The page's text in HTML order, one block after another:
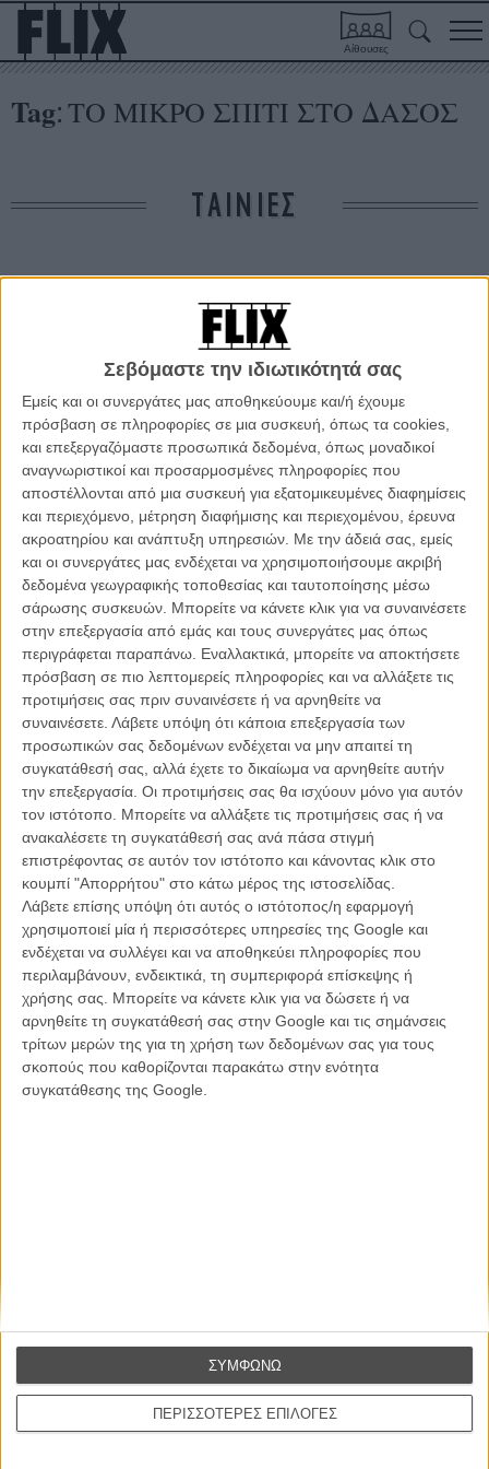
Σεβόμαστε την ιδιωτικότητά σας
Εμείς και οι συνεργάτες μας αποθηκεύουμε και/ή έχουμε
πρόσβαση σε πληροφορίες σε μια συσκευή, όπως τα cookies,
και επεξεργαζόμαστε προσωπικά δεδομένα, όπως μοναδικοί
αναγνωριστικοί και προσαρμοσμένες πληροφορίες που
αποστέλλονται από μια συσκευή για εξατομικευμένες διαφημίσεις
και περιεχόμενο, μέτρηση διαφήμισης και περιεχομένου, έρευνα
ακροατηρίου και ανάπτυξη υπηρεσιών. Με την άδειά σας, εμείς
και οι συνεργάτες μας ενδέχεται να χρησιμοποιήσουμε ακριβή
δεδομένα γεωγραφικής τοποθεσίας και ταυτοποίησης μέσω
σάρωσης συσκευών. Μπορείτε να κάνετε κλικ για να συναινέσετε
στην επεξεργασία από εμάς και τους συνεργάτες μας όπως
περιγράφεται παραπάνω. Εναλλακτικά, μπορείτε να αποκτήσετε
πρόσβαση σε πιο λεπτομερείς πληροφορίες και να αλλάξετε τις
προτιμήσεις σας πριν συναινέσετε ή να αρνηθείτε να
συναινέσετε. Λάβετε υπόψη ότι κάποια επεξεργασία των
προσωπικών σας δεδομένων ενδέχεται να μην απαιτεί τη
συγκατάθεσή σας, αλλά έχετε το δικαίωμα να αρνηθείτε αυτήν
την επεξεργασία. Οι προτιμήσεις σας θα ισχύουν μόνο για αυτόν
τον ιστότοπο. Μπορείτε να αλλάξετε τις προτιμήσεις σας ή να
ανακαλέσετε τη συγκατάθεσή σας ανά πάσα στιγμή
επιστρέφοντας σε αυτόν τον ιστότοπο και κάνοντας κλικ στο
κουμπί "Απορρήτου" στο κάτω μέρος της ιστοσελίδας.
Λάβετε επίσης υπόψη ότι αυτός ο ιστότοπος/η εφαρμογή
χρησιμοποιεί μία ή περισσότερες υπηρεσίες της Google και
ενδέχεται να συλλέγει και να αποθηκεύει πληροφορίες που
περιλαμβάνουν, ενδεικτικά, τη συμπεριφορά επίσκεψης ή
χρήσης σας. Μπορείτε να κάνετε κλικ για να δώσετε ή να
αρνηθείτε τη συγκατάθεσή σας στην Google και τις σημάνσεις
τρίτων μερών της για τη χρήση των δεδομένων σας για τους
σκοπούς που καθορίζονται παρακάτω στην ενότητα
συγκατάθεσης της Google.
ΠΕΡΙΣΣΟΤΕΡΕΣ ΕΠΙΛΟΓΕΣ
ΣΥΜΦΩΝΩ
Αίθουσες
Tag: ΤΟ ΜΙΚΡΟ ΣΠΙΤΙ ΣΤΟ ΔΑΣΟΣ
ΤΑΙΝΙΕΣ
ΑΡΘΡΑ
Τζος Γουίντον: Ενας auteur της τηλεόρασης κάνει
σινεμά!
/ 12 ΑΠΡ 2012 Θοδωρής Δημητρόπουλος
O Ντρου Γκόνταρντ μιλάει για το «Μικρό Σπίτι στο
Δάσος»!
ΝΕΑ /16 ΑΠΡ 2012/ Flix Team
Βιμ Βέντερς
Συνέντευξη
Η επιτυχία είναι υπερτιμημένη. Δεν σε κάνει
καλύτερο, δεν σε πάει πουθενά η επιτυχία. Είναι
απλώς ένα ωραίο, ανεβαστικό, επιφανειακό
συναίσθημα.»
CONNECT
Εγγράψου στο εβδομαδιαίο newsletter μας.